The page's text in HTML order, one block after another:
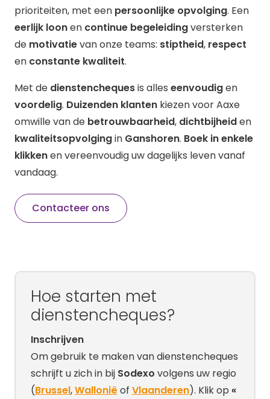
prioriteiten, met een persoonlijke opvolging. Een
eerlijk loonen continue begeleidingversterken
de motivatievan onze teams: stiptheid, respect
en constante kwaliteit.
Met de dienstenchequesis alles eenvoudigen
voordelig. Duizenden klanten kiezen voor Aaxe
omwille van de betrouwbaarheid, dichtbijheiden
kwaliteitsopvolgingin Ganshoren. Boek in enkele
klikkenen vereenvoudig uw dagelijks leven vanaf
vandaag.
Contacteer ons
Hoe starten met
dienstencheques?
Inschrijven
Om gebruik te maken van dienstencheques
schrijft u zich in bij Sodexo volgens uw regio
(Brussel,Wallonië of Vlaanderen). Klik op «